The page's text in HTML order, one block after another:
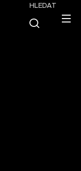
HLEDAT